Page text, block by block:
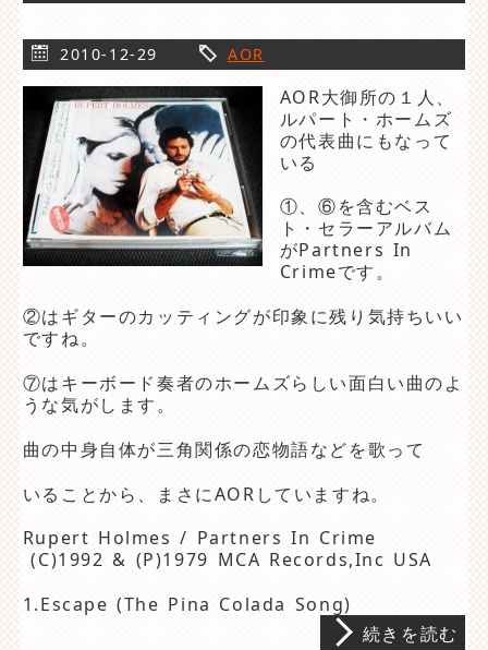
2010-12-29 AOR
AOR大御所の１人、
ルパート・ホームズ
の代表曲にもなって
いる
①、⑥を含むベス
ト・セラーアルバム
がPartners In
Crimeです。
②はギターのカッティングが印象に残り気持ちいい
ですね。
⑦はキーボード奏者のホームズらしい面白い曲のよ
うな気がします。
曲の中身自体が三角関係の恋物語などを歌って
いることから、まさにAORしていますね。
Rupert Holmes / Partners In Crime
(C)1992 & (P)1979 MCA Records,Inc USA
1.Escape (The Pina Colada Song)
続きを読む